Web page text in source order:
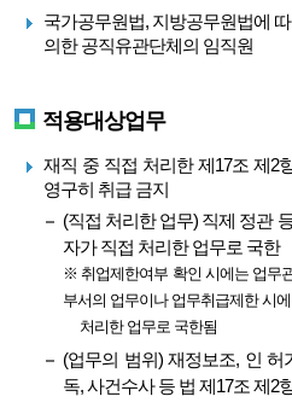
국가공무원법, 지방공무원법에
의한 공직유관단체의 임직원
적용대상업무
재직 중 직접 처리한 제17조 제2
영구히 취급 금지
(직접 처리한 업무) 직제 정관
자가 직접 처리한 업무로 국한
※ 취업제한여부 확인 시에는 업무
부서의 업무이나 업무취급제한 시
처리한 업무로 국한됨
(업무의 범위) 재정보조, 인
독, 사건수사 등 법 제17조 제2